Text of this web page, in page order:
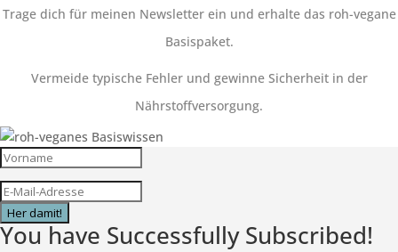
Trage dich für meinen Newsletter ein und erhalte das roh-vegane
Basispaket.
Vermeide typische Fehler und gewinne Sicherheit in der
Nährstoffversorgung.
Her damit!
You have Successfully Subscribed!